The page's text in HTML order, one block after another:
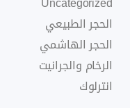
الحجر الطبيعي
الحجر الهاشمي
الرخام والجرانيت
انترلوك